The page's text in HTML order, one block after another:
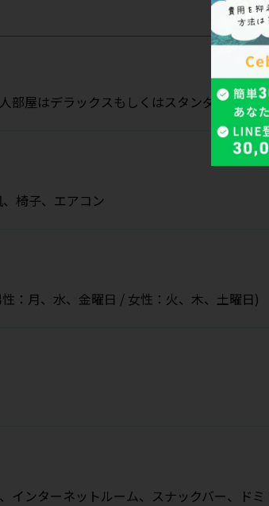
部屋はデラックスもしくはスタンダードか
椅子、エアコン
：月、水、金曜日 / 女性：火、木、土曜日)
インターネットルーム、スナックバー、ド